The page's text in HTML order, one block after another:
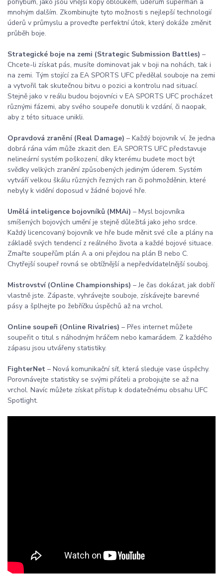
mnohým dalším. Zkombinujte tyto možnosti s nejlepší technologií
úderů v průmyslu a proveďte perfektní útok, který dokáže změnit
průběh boje.
Strategické boje na zemi (Strategic Submission Battles) –
Chcete-li získat pás, musíte dominovat jak v boji na nohách, tak i
na zemi. Tým stojící za EA SPORTS UFC předělal souboje na zemi
a vytvořil tak skutečnou bitvu o pozici a kontrolu nad situací.
Stejně jako v reálu budou bojovníci v EA SPORTS UFC procházet
různými fázemi, aby svého soupeře donutili k vzdání, či naopak,
aby z této situace unikli.
Opravdová zranění (Real Damage) – Každý bojovník ví, že jedna
dobrá rána vám může zkazit den. EA SPORTS UFC představuje
nelineární systém poškození, díky kterému budete moct být
svědky velkých zranění způsobených jediným úderem. Systém
vytváří velkou škálu různých řezných ran či pohmožděnin, které
nebyly k vidění doposud v žádné bojové hře.
Umělá inteligence bojovníků (MMAi) – Mysl bojovníka
smíšených bojových umění je stejně důležitá jako jeho srdce.
Každý licencovaný bojovník ve hře bude měnit své cíle a plány na
základě svých tendencí z reálného života a každé bojové situace.
Zmařte soupeřům plán A a oni přejdou na plán B nebo C.
Chytřejší soupeř rovná se obtížnější a nepředvídatelnější souboj.
Mistrovství (Online Championships) – Je čas dokázat, jak dobří
vlastně jste. Zápaste, vyhrávejte souboje, získávejte barevné
pásy a šplhejte po žebříčku úspěchů až na vrchol.
Online soupeři (Online Rivalries) – Přes internet můžete
soupeřit o titul s náhodným hráčem nebo kamarádem. Z každého
zápasu jsou utvářeny statistiky.
FighterNet – Nová komunikační síť, která sleduje vase úspěchy.
Porovnávejte statistiky se svými přáteli a probojujte se až na
vrchol. Navíc můžete získat přístup k dodatečnému obsahu UFC
Spotlight.